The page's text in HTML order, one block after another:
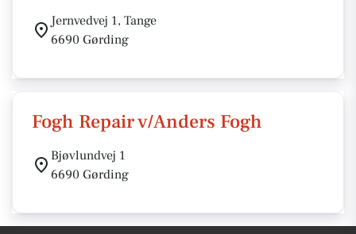
Jernvedvej 1, Tange
6690 Gørding
Fogh Repair v/Anders Fogh
Bjøvlundvej 1
6690 Gørding